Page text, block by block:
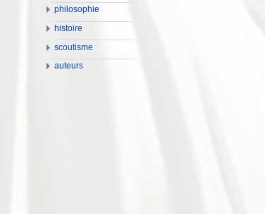
philosophie
histoire
scoutisme
auteurs